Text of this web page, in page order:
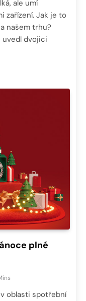
ale umí
zařízení. Jak je to
našem trhu?
uvedl dvojici
plné
oblasti spotřební